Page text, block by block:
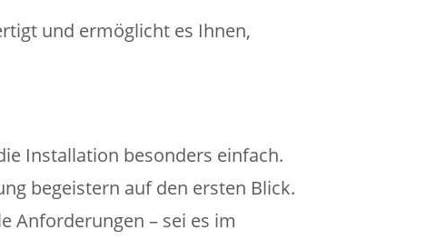
und ermöglicht es Ihnen,
Installation besonders einfach.
begeistern auf den ersten Blick.
Anforderungen – sei es im